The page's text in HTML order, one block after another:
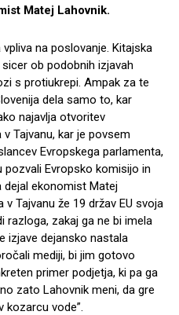
Matej Lahovnik.
na poslovanje. Kitajska
ob podobnih izjavah
s protiukrepi. Ampak za te
dela samo to, kar
najavlja otvoritev
Tajvanu, kar je povsem
Evropskega parlamenta,
Evropsko komisijo in
dejal ekonomist Matej
Tajvanu že 19 držav EU svoja
razloga, zakaj ga ne bi imela
izjave dejansko nastala
mediji, bi jim gotovo
primer podjetja, ki pa ga
zato Lahovnik meni, da gre
kozarcu vode”.